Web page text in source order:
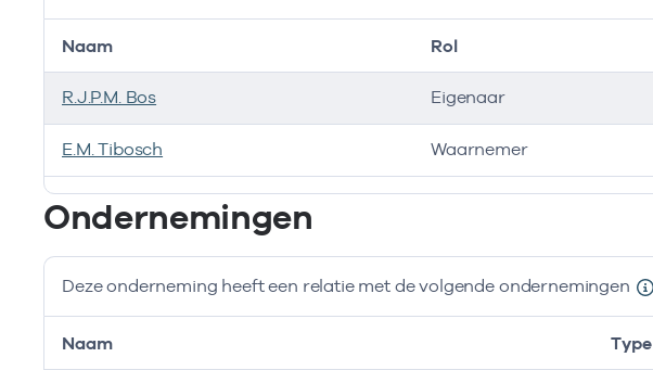
Bij deze onderneming werken de volgende zorgverleners
Naam Rol
R.J.P.M. Bos Eigenaar
E.M. Tibosch Waarnemer
Ondernemingen
Deze onderneming heeft een relatie met de volgende ondernemingen
Naam Type